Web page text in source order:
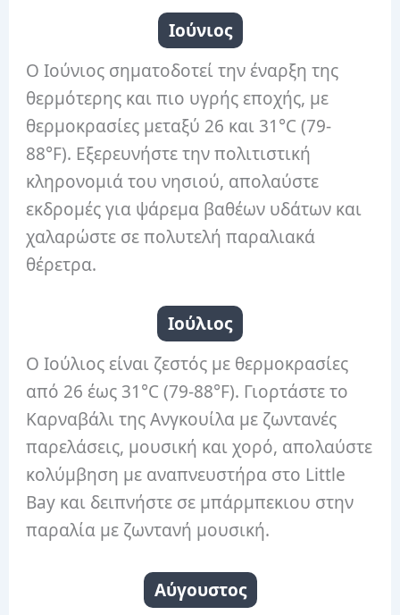
Ιούνιος
Ο Ιούνιος σηματοδοτεί την έναρξη της
θερμότερης και πιο υγρής εποχής, με
θερμοκρασίες μεταξύ 26 και 31°C (79-
88°F). Εξερευνήστε την πολιτιστική
κληρονομιά του νησιού, απολαύστε
εκδρομές για ψάρεμα βαθέων υδάτων και
χαλαρώστε σε πολυτελή παραλιακά
θέρετρα.
Ιούλιος
Ο Ιούλιος είναι ζεστός με θερμοκρασίες
από 26 έως 31°C (79-88°F). Γιορτάστε το
Καρναβάλι της Ανγκουίλα με ζωντανές
παρελάσεις, μουσική και χορό, απολαύστε
κολύμβηση με αναπνευστήρα στο Little
Bay και δειπνήστε σε μπάρμπεκιου στην
παραλία με ζωντανή μουσική.
Αύγουστος